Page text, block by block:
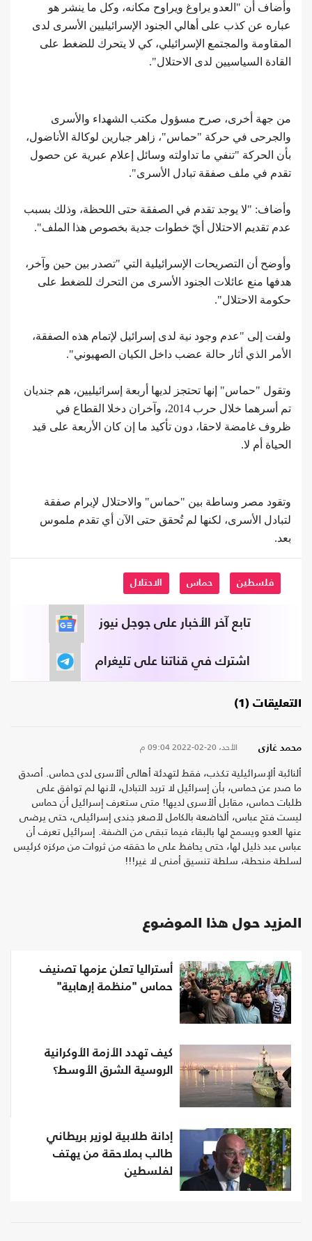
وأضاف أن "العدو يراوغ ويراوح مكانه، وكل ما ينشر هو
عباره عن كذب على أهالي الجنود الإسرائيليين الأسرى لدى
المقاومة والمجتمع الإسرائيلي، كي لا يتحرك للضغط على
القادة السياسيين لدى الاحتلال".
من جهة أخرى، صرح مسؤول مكتب الشهداء والأسرى
والجرحى في حركة "حماس"، زاهر جبارين لوكالة الأناضول،
بأن الحركة "تنفي ما تداولته وسائل إعلام عبرية عن حصول
تقدم في ملف صفقة تبادل الأسرى".
وأضاف: "لا يوجد تقدم في الصفقة حتى اللحظة، وذلك بسبب
عدم تقديم الاحتلال أيّ خطوات جدية بخصوص هذا الملف".
وأوضح أن التصريحات الإسرائيلية التي "تصدر بين حين وآخر،
هدفها منع عائلات الجنود الأسرى من التحرك للضغط على
حكومة الاحتلال".
ولفت إلى "عدم وجود نية لدى إسرائيل لإتمام هذه الصفقة،
الأمر الذي أثار حالة عضب داخل الكيان الصهيوني".
وتقول "حماس" إنها تحتجز لديها أربعة إسرائيليين، هم جنديان
تم أسرهما خلال حرب 2014، وآخران دخلا القطاع في
ظروف غامضة لاحقا، دون تأكيد ما إن كان الأربعة على قيد
الحياة أم لا.
وتقود مصر وساطة بين "حماس" والاحتلال لإبرام صفقة
لتبادل الأسرى، لكنها لم تُحقق حتى الآن أي تقدم ملموس
بعد.
فلسطين حماس الاحتلال
تابع آخر الأخبار على جوجل نيوز
اشترك في قناتنا على تليغرام
التعليقات (1)
محمد غازى الأحد، 20-02-2022 09:04 م
ألنائبة ألإسرائيلية تكذب، فقط لتهدئة أهالى ألأسرى لدى حماس. أصدق
ما صدر عن حماس، بأن إسرائيل لا تريد التبادل، لأنها لم توافق على
طلبات حماس، مقابل ألأسرى لديها! متى ستعرف إسرائيل أن حماس
ليست فتح عباس، ألخاضعة بالكامل لأصغر جندى إسرائيلى، حتى يرضى
عنها العدو ويسمح لها بالبقاء فيما تبقى من الضفة. إسرائيل تعرف أن
عباس عبد ذليل لها، حتى يحافظ على ما حققه من ثروات من مركزه كرئيس
لسلطة منحطة، سلطة تنسيق أمنى لا غير!!!
المزيد حول هذا الموضوع
أستراليا تعلن عزمها تصنيف
حماس "منظمة إرهابية"
كيف تهدد الأزمة الأوكرانية
الروسية الشرق الأوسط؟
إدانة طلابية لوزير بريطاني
طالب بملاحقة من يهتف
لفلسطين